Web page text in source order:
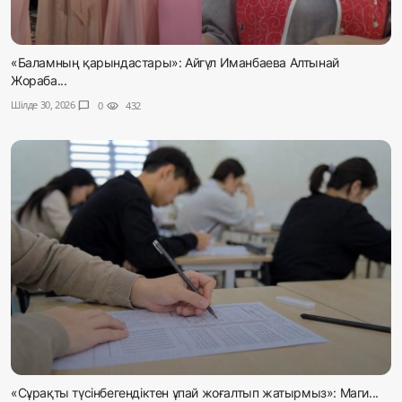
«Баламның қарындастары»: Айгүл Иманбаева Алтынай
Жораба...
Шілде 30, 2026 chat_bubble 0 visibility 432
«Сұрақты түсінбегендіктен ұпай жоғалтып жатырмыз»: Маги...